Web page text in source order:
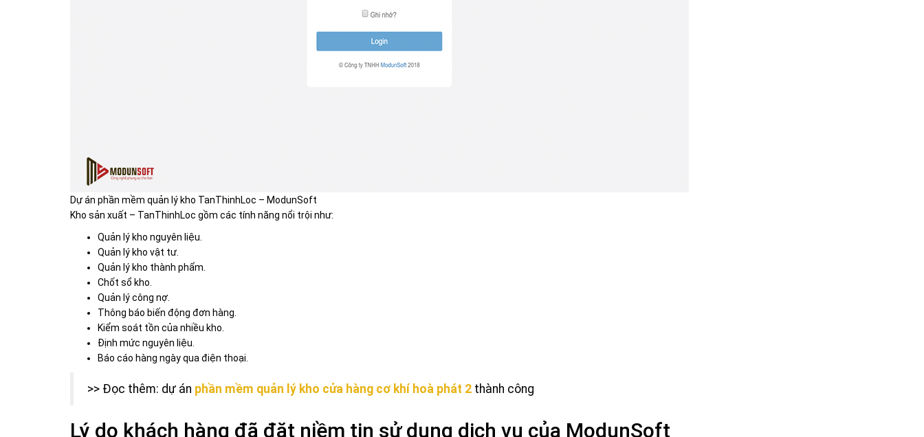
Dự án phần mềm quản lý kho TanThinhLoc – ModunSoft
Kho sản xuất – TanThinhLoc gồm các tính năng nổi trội như:
Quản lý kho nguyên liệu.
Quản lý kho vật tư.
Quản lý kho thành phẩm.
Chốt sổ kho.
Quản lý công nợ.
Thông báo biến động đơn hàng.
Kiểm soát tồn của nhiều kho.
Định mức nguyên liệu.
Báo cáo hàng ngày qua điện thoại.
>> Đọc thêm: dự án phần mềm quản lý kho cửa hàng cơ khí hoà phát 2 thành công
Lý do khách hàng đã đặt niềm tin sử dụng dịch vụ của ModunSoft